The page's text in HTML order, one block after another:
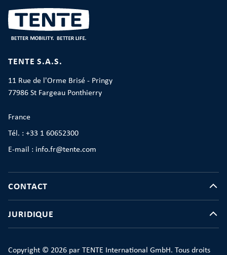
TENTE S.A.S.
11 Rue de l'Orme Brisé - Pringy
77986 St Fargeau Ponthierry
France
Tél. : +33 1 60652300
E-mail : info.fr@tente.com
CONTACT
JURIDIQUE
Copyright © 2026 par TENTE International GmbH. Tous droits